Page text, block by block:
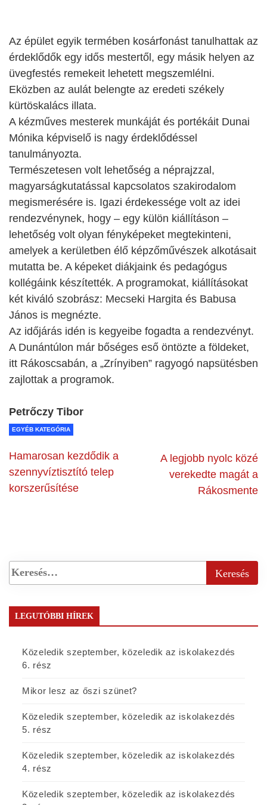
Az épület egyik termében kosárfonást tanulhattak az
érdeklődők egy idős mestertől, egy másik helyen az
üvegfestés remekeit lehetett megszemlélni.
Eközben az aulát belengte az eredeti székely
kürtöskalács illata.
A kézműves mesterek munkáját és portékáit Dunai
Mónika képviselő is nagy érdeklődéssel
tanulmányozta.
Természetesen volt lehetőség a néprajzzal,
magyarságkutatással kapcsolatos szakirodalom
megismerésére is. Igazi érdekessége volt az idei
rendezvénynek, hogy – egy külön kiállításon –
lehetőség volt olyan fényképeket megtekinteni,
amelyek a kerületben élő képzőművészek alkotásait
mutatta be. A képeket diákjaink és pedagógus
kollégáink készítették. A programokat, kiállításokat
két kiváló szobrász: Mecseki Hargita és Babusa
János is megnézte.
Az időjárás idén is kegyeibe fogadta a rendezvényt.
A Dunántúlon már bőséges eső öntözte a földeket,
itt Rákoscsabán, a „Zrínyiben” ragyogó napsütésben
zajlottak a programok.
Petrőczy Tibor
EGYÉB KATEGÓRIA
Hamarosan kezdődik a
szennyvíztisztító telep
korszerűsítése
A legjobb nyolc közé
verekedte magát a
Rákosmente
LEGUTÓBBI HÍREK
Közeledik szeptember, közeledik az iskolakezdés
6. rész
Mikor lesz az őszi szünet?
Közeledik szeptember, közeledik az iskolakezdés
5. rész
Közeledik szeptember, közeledik az iskolakezdés
4. rész
Közeledik szeptember, közeledik az iskolakezdés